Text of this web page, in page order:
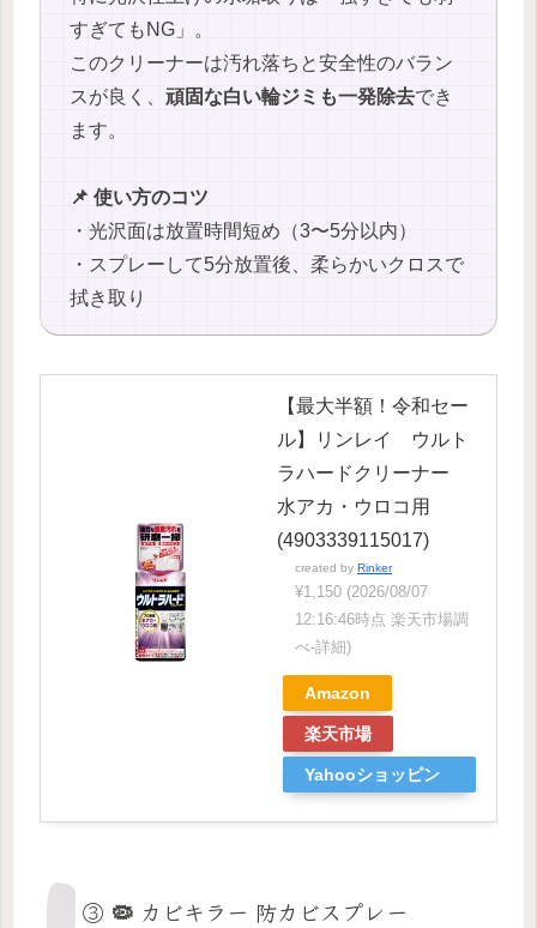
すぎてもNG」。
このクリーナーは汚れ落ちと安全性のバラン
スが良く、 頑固な白い輪ジミも一発除去でき
ます。
📌 使い方のコツ
・光沢面は放置時間短め（3〜5分以内）
・スプレーして5分放置後、柔らかいクロスで
拭き取り
【最大半額！令和セー
ル】リンレイ ウルト
ラハードクリーナー
水アカ・ウロコ用
(4903339115017)
created by Rinker
¥1,150 (2026/08/07
12:16:46時点 楽天市場調
べ-詳細)
Amazon
楽天市場
Yahooショッピン
③ 🦠 カビキラー 防カビスプレー